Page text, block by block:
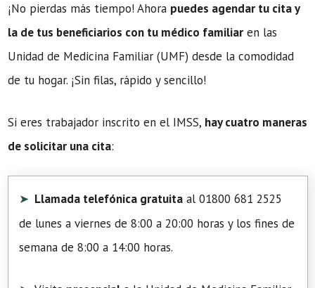
¡No pierdas más tiempo! Ahora puedes agendar tu cita y
la de tus beneficiarios con tu médico familiar en las
Unidad de Medicina Familiar (UMF) desde la comodidad
de tu hogar. ¡Sin filas, rápido y sencillo!
Si eres trabajador inscrito en el IMSS, hay cuatro maneras
de solicitar una cita:
Llamada telefónica gratuita al 01800 681 2525
de lunes a viernes de 8:00 a 20:00 horas y los fines de
semana de 8:00 a 14:00 horas.